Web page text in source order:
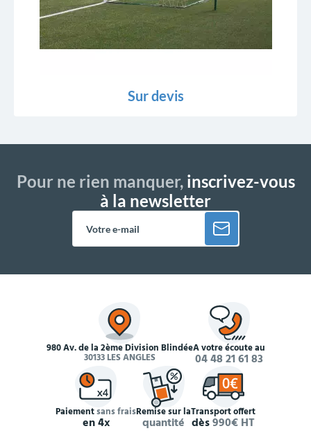
Sur devis
Pour ne rien manquer,inscrivez-vous
à la newsletter
980 Av. de la 2ème Division Blindée
30133 LES ANGLES
À votre écoute au
04 48 21 61 83
Paiementsans frais
en 4x
Remise sur la
quantité
Transport offert
dès990€ HT